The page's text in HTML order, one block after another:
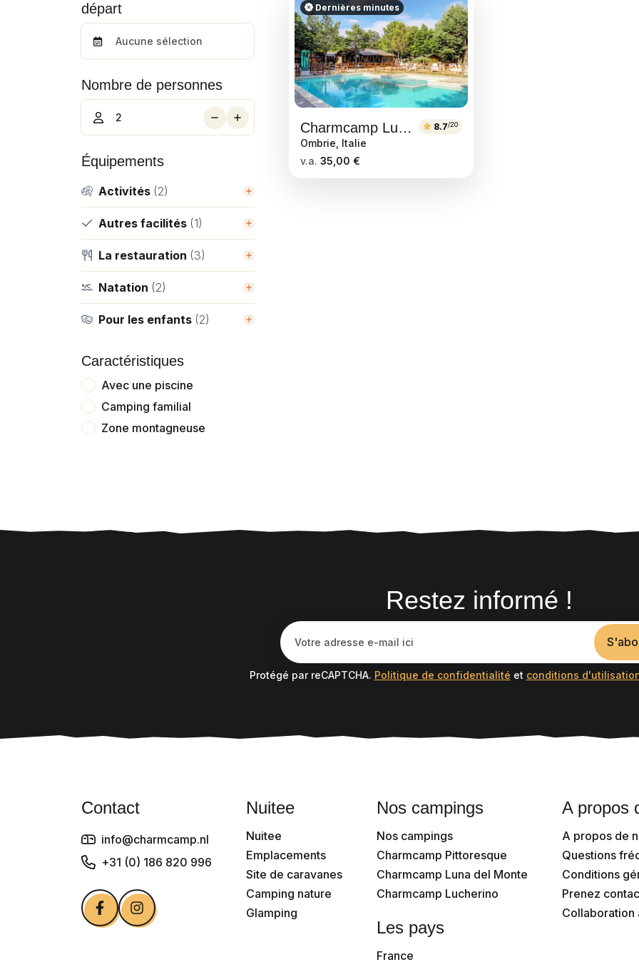
départ
Nombre de personnes
Équipements
Activités (2)
Autres facilités (1)
La restauration (3)
Natation (2)
Pour les enfants (2)
Caractéristiques
Avec une piscine
Camping familial
Zone montagneuse
Dernières minutes
Charmcamp Luna del Monte 8.7/20
Ombrie, Italie
v.a. 35,00 €
Restez informé !
Protégé par reCAPTCHA. Politique de confidentialité et conditions
Contact
info@charmcamp.nl
+31 (0) 186 820 996
Nuitee
Nuitee
Emplacements
Site de caravanes
Camping nature
Glamping
Nos campings
Nos campings
Charmcamp Pittoresque
Charmcamp Luna del Monte
Charmcamp Lucherino
Les pays
France
A propos
A propos de
Questions
Conditions
Prenez
Collaboration